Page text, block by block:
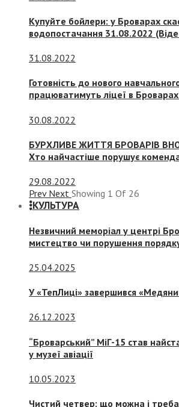
Купуйте бойлери: у Броварах
водопостачання 31.08.2022
31.08.2022
Готовність до нового
працюватимуть ліцеї в
30.08.2022
БУРХЛИВЕ ЖИТТЯ БРОВАРІВ
Хто найчастіше порушує
29.08.2022
Prev Next Showing 1 Of 26
КУЛЬТУРА
Незвичний меморіал у центрі
мистецтво чи порушення
25.04.2025
У «ТепЛиці» завершився
26.12.2023
“Броварський” МіГ-15 став
у музеї авіації
10.05.2023
Чистий четвер: що можна і